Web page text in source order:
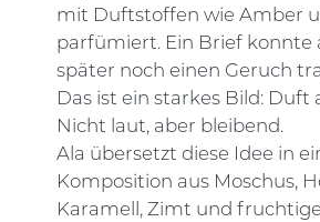
mit Duftstoffen wie Amber
parfümiert. Ein Brief konnte
später noch einen Geruch
Das ist ein starkes Bild: Duft
Nicht laut, aber bleibend.
Ala übersetzt diese Idee in
Komposition aus Moschus,
Karamell, Zimt und